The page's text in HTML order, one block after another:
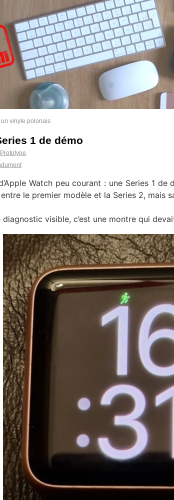
vinyle polonais
1 de démo
Prototype.
Watch peu courant : une Series 1
le premier modèle et la Series 2, mais
visible, c’est une montre qui